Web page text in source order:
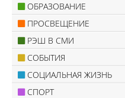
ОБРАЗОВАНИЕ
ПРОСВЕЩЕНИЕ
РЭШ В СМИ
СОБЫТИЯ
СОЦИАЛЬНАЯ ЖИЗНЬ
СПОРТ